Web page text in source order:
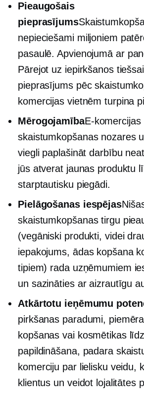
Pieaugošais
pieprasījums
nepieciešami miljoniem
pasaulē. Apvienojumā ar
Pārejot uz iepirkšanos
pieprasījums pēc
komercijas vietnēm turpina
MērogojamībaE-komercijas
skaistumkopšanas nozares
viegli paplašināt darbību
jūs atverat jaunas produktu
starptautisku piegādi.
Pielāgošanas iespējas
skaistumkopšanas tirgu
(vegāniski produkti, videi
iepakojums, ādas kopšana
tipiem) rada uzņēmumiem
un sazināties ar aizrautīgu
Atkārtotu ieņēmumu
pirkšanas paradumi,
kopšanas vai kosmētikas
papildināšana, padara
komerciju par lielisku veidu,
klientus un veidot lojalitātes